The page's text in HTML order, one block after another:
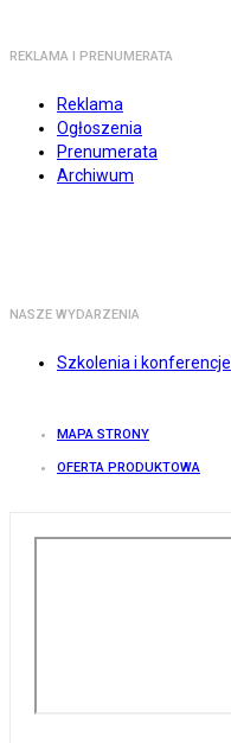
REKLAMA I PRENUMERATA
Reklama
Ogłoszenia
Prenumerata
Archiwum
NASZE WYDARZENIA
Szkolenia i konferencje
MAPA STRONY
OFERTA PRODUKTOWA